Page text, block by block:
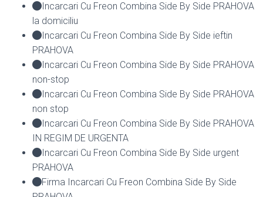
Incarcari Cu Freon Combina Side By Side PRAHOVA
la domiciliu
Incarcari Cu Freon Combina Side By Side ieftin
PRAHOVA
Incarcari Cu Freon Combina Side By Side PRAHOVA
non-stop
Incarcari Cu Freon Combina Side By Side PRAHOVA
non stop
Incarcari Cu Freon Combina Side By Side PRAHOVA
IN REGIM DE URGENTA
Incarcari Cu Freon Combina Side By Side urgent
PRAHOVA
Firma Incarcari Cu Freon Combina Side By Side